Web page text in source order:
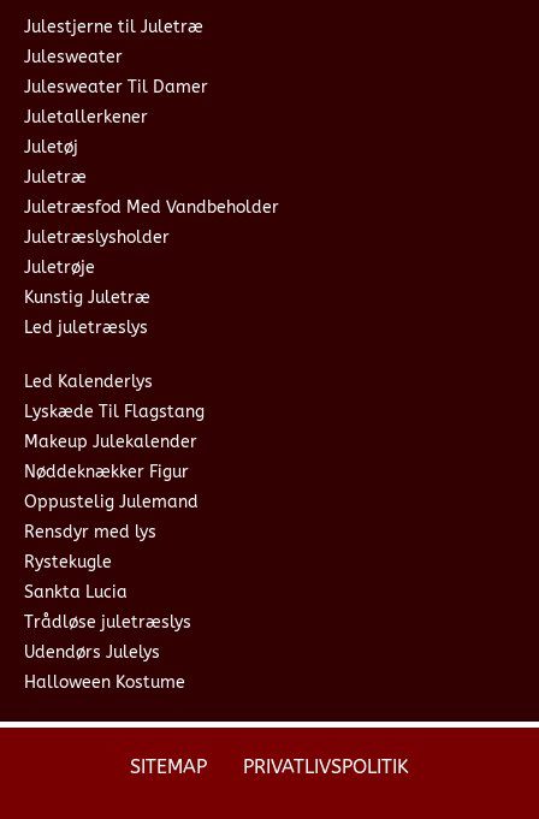
Julestjerne til Juletræ
Julesweater
Julesweater Til Damer
Juletallerkener
Juletøj
Juletræ
Juletræsfod Med Vandbeholder
Juletræslysholder
Juletrøje
Kunstig Juletræ
Led juletræslys
Led Kalenderlys
Lyskæde Til Flagstang
Makeup Julekalender
Nøddeknækker Figur
Oppustelig Julemand
Rensdyr med lys
Rystekugle
Sankta Lucia
Trådløse juletræslys
Udendørs Julelys
Halloween Kostume
SITEMAP PRIVATLIVSPOLITIK